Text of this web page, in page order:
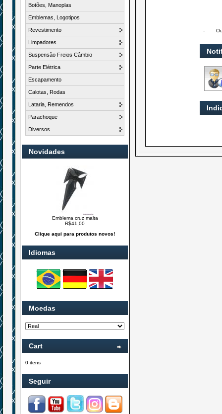
Botões, Manoplas
Emblemas, Logotipos
Revestimento
Limpadores
Suspensão Freios Câmbio
Parte Elétrica
Escapamento
Calotas, Rodas
Lataria, Remendos
Parachoque
Diversos
Novidades
Emblema cruz malta
R$41,00
Clique aqui para produtos novos!
Idiomas
Moedas
Cart
0 itens
Seguir
-